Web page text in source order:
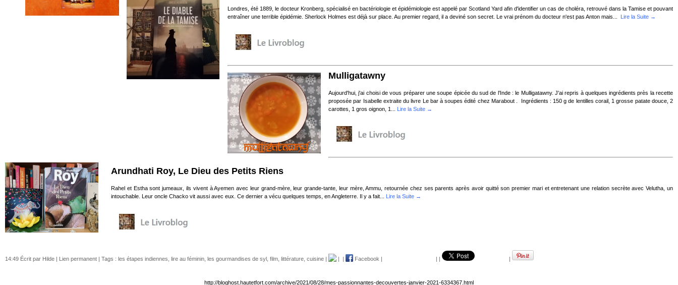
Londres, été 1889, le docteur Kronberg, spécialisé en bactériologie et épidémiologie est appelé par Scotland Yard afin d'identifier un cas de choléra, retrouvé dans la Tamise et pouvant
entraîner une terrible épidémie. Sherlock Holmes est déjà sur place. Au premier regard, il a deviné son secret. Le vrai prénom du docteur n'est pas Anton mais...
Lire la Suite →
Mulligatawny
Aujourd'hui, j'ai choisi de vous préparer une soupe épicée du sud de l'Inde : le Mulligatawny. J'ai repris à quelques ingrédients près la recette
proposée par Isabelle extraite du livre Le bar à soupes édité chez Marabout . Ingrédients : 150 g de lentilles corail, 1 grosse patate douce, 2
carottes, 1 gros oignon, 1...
Lire la Suite →
Arundhati Roy, Le Dieu des Petits Riens
Rahel et Estha sont jumeaux, ils vivent à Ayemen avec leur grand-mère, leur grande-tante, leur mère, Ammu, retournée chez ses parents après avoir quitté son premier mari et entretenant une relation secrète avec Velutha, un
intouchable. Leur oncle Chacko vit aussi avec eux. Ce dernier a vécu quelques temps, en Angleterre. Il y a fait...
Lire la Suite →
14:49 Écrit par Hilde | Lien permanent | Tags : les étapes indiennes lire au féminin les gourmandises de syl film littérature cuisine | | | Facebook | | | |
http://bloghost.hautetfort.com/archive/2021/08/28/mes-passionnantes-decouvertes-janvier-2021-6334367.html